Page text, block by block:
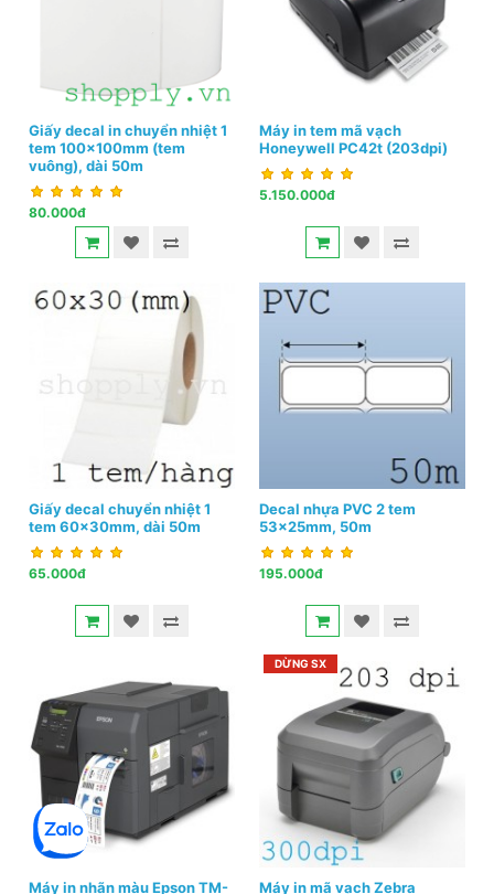
Giấy decal in chuyển nhiệt 1
tem 100x100mm (tem
vuông), dài 50m
80.000đ
Máy in tem mã vạch
Honeywell PC42t (203dpi)
5.150.000đ
Giấy decal chuyển nhiệt 1
tem 60x30mm, dài 50m
65.000đ
Decal nhựa PVC 2 tem
53x25mm, 50m
195.000đ
Máy in nhãn màu Epson TM-
DỪNG SX
Máy in mã vạch Zebra